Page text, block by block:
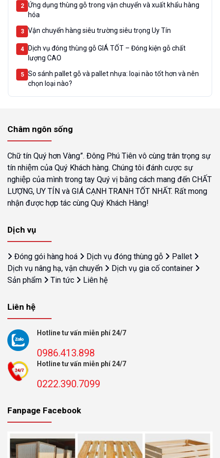
2
Ứng dụng thùng gỗ trong vận chuyển và xuất khẩu hàng
hóa
3 Vận chuyển hàng siêu trường siêu trọng Uy Tín
4
Dịch vụ đóng thùng gỗ GIÁ TỐT – Đóng kiện gỗ chất
lượng CAO
5
So sánh pallet gỗ và pallet nhựa: loại nào tốt hơn và nên
chọn loại nào?
Châm ngôn sống
Chữ tín Quý hơn Vàng”. Đông Phú Tiên vô cùng trân trọng sự
tín nhiệm của Quý Khách hàng. Chúng tôi đánh cược sự
nghiệp của mình trong tay Quý vị bằng cách mang đến CHẤT
LƯỢNG, UY TÍN và GIÁ CẠNH TRANH TỐT NHẤT. Rất mong
nhận được hợp tác cùng Quý Khách Hàng!
Dịch vụ
Đóng gói hàng hoá Dịch vụ đóng thùng gỗ
Pallet
Dịch vụ nâng hạ, vận chuyển
Dịch vụ gia cố container
Sản phẩm
Tin tức Liên hệ
Liên hệ
Hotline tư vấn miễn phí 24/7
0986.413.898
Hotline tư vấn miễn phí 24/7
0222.390.7099
Fanpage Facebook